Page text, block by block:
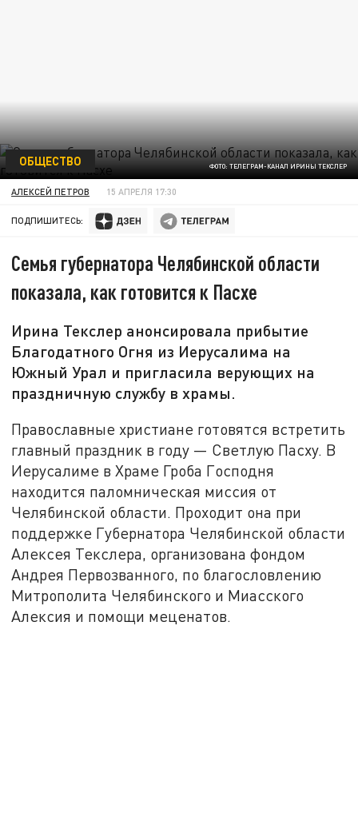
ФОТО: ТЕЛЕГРАМ-КАНАЛ ИРИНЫ ТЕКСЛЕР
ОБЩЕСТВО
АЛЕКСЕЙ ПЕТРОВ 15 АПРЕЛЯ 17:30
ПОДПИШИТЕСЬ:
Семья губернатора Челябинской области
показала, как готовится к Пасхе
Ирина Текслер анонсировала прибытие
Благодатного Огня из Иерусалима на
Южный Урал и пригласила верующих на
праздничную службу в храмы.
Православные христиане готовятся встретить
главный праздник в году — Светлую Пасху. В
Иерусалиме в Храме Гроба Господня
находится паломническая миссия от
Челябинской области. Проходит она при
поддержке Губернатора Челябинской области
Алексея Текслера, организована фондом
Андрея Первозванного, по благословлению
Митрополита Челябинского и Миасского
Алексия и помощи меценатов.